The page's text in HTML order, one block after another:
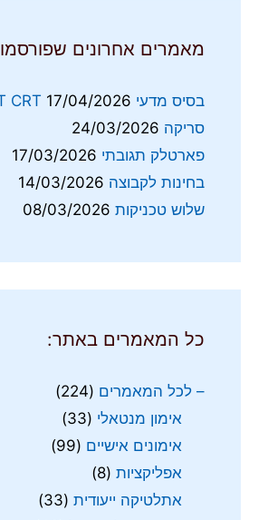
מאמרים אחרונים שפורסמו
בסיס מדעי REACT CRT 17/04/2026
סריקה 24/03/2026
פארטלק תגובתי 17/03/2026
בחינות לקבוצה 14/03/2026
שלוש טכניקות 08/03/2026
כל המאמרים באתר:
– לכל המאמרים (224)
אימון מנטאלי (33)
אימונים אישיים (99)
אפליקציות (8)
אתלטיקה ייעודית (33)